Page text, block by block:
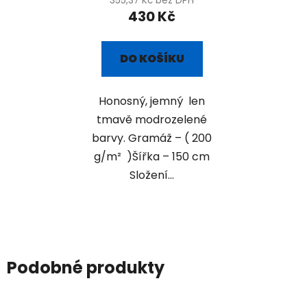
430 Kč
DO KOŠÍKU
Honosný, jemný len
tmavě modrozelené
barvy. Gramáž – ( 200
g/m² )Šířka – 150 cm
Složení...
Podobné produkty